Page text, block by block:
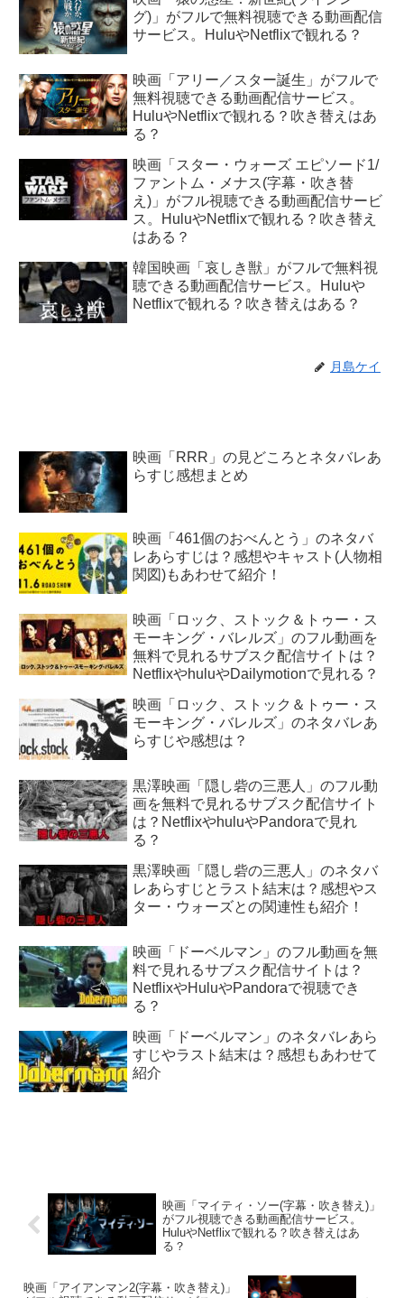
グ)」がフルで無料視聴できる動画配信
サービス。HuluやNetflixで観れる？
映画「アリー／スター誕生」がフルで
無料視聴できる動画配信サービス。
HuluやNetflixで観れる？吹き替えはあ
る？
映画「スター・ウォーズ エピソード1/
ファントム・メナス(字幕・吹き替
え)」がフル視聴できる動画配信サービ
ス。HuluやNetflixで観れる？吹き替え
はある？
韓国映画「哀しき獣」がフルで無料視
聴できる動画配信サービス。Huluや
Netflixで観れる？吹き替えはある？
月島ケイ
映画「RRR」の見どころとネタバレあ
らすじ感想まとめ
映画「461個のおべんとう」のネタバ
レあらすじは？感想やキャスト(人物相
関図)もあわせて紹介！
映画「ロック、ストック＆トゥー・ス
モーキング・バレルズ」のフル動画を
無料で見れるサブスク配信サイトは？
NetflixやhuluやDailymotionで見れる？
映画「ロック、ストック＆トゥー・ス
モーキング・バレルズ」のネタバレあ
らすじや感想は？
黒澤映画「隠し砦の三悪人」のフル動
画を無料で見れるサブスク配信サイト
は？NetflixやhuluやPandoraで見れ
る？
黒澤映画「隠し砦の三悪人」のネタバ
レあらすじとラスト結末は？感想やス
ター・ウォーズとの関連性も紹介！
映画「ドーベルマン」のフル動画を無
料で見れるサブスク配信サイトは？
NetflixやHuluやPandoraで視聴でき
る？
映画「ドーベルマン」のネタバレあら
すじやラスト結末は？感想もあわせて
紹介
映画「マイティ・ソー(字幕・吹き替え)」
がフル視聴できる動画配信サービス。
HuluやNetflixで観れる？吹き替えはあ
る？
映画「アイアンマン2(字幕・吹き替え)」